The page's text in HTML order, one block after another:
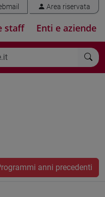
Area riservata
staff Enti e aziende
anni precedenti